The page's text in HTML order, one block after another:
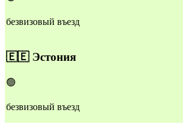
безвизовый въезд
🇪🇪 Эстония
🟢
безвизовый въезд